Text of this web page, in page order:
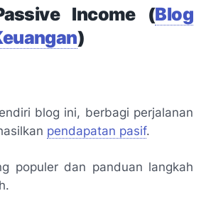
Income (Blog
)
blog ini, berbagi perjalanan
pendapatan pasif.
populer dan panduan langkah